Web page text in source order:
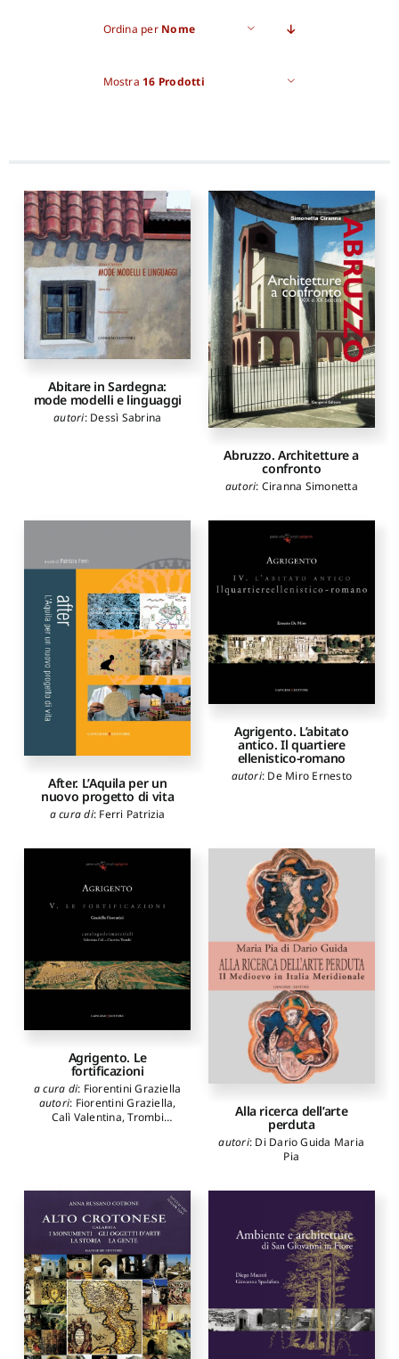
Ordina per Nome
Mostra 16 Prodotti
Abitare in Sardegna:
mode modelli e linguaggi
autori: Dessì Sabrina
Abruzzo. Architetture a
confronto
autori: Ciranna Simonetta
After. L’Aquila per un
nuovo progetto di vita
a cura di: Ferri Patrizia
Agrigento. L’abitato
antico. Il quartiere
ellenistico-romano
autori: De Miro Ernesto
Agrigento. Le
fortificazioni
a cura di: Fiorentini Graziella
autori: Fiorentini Graziella,
Calì Valentina,Trombi
Alla ricerca dell’arte
perduta
autori: Di Dario Guida Maria
Pia